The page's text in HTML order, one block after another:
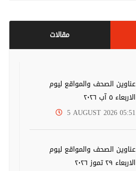
مقالات
عناوين الصحف والمواقع ليوم
الاربعاء ٥ آب ٢٠٢٦
5 AUGUST 2026 05:51
عناوين الصحف والمواقع ليوم
الاربعاء ٢٩ تموز ٢٠٢٦